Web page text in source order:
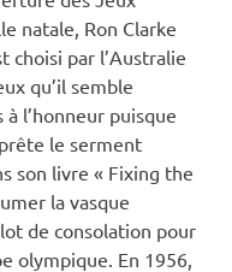
natale, Ron Clarke
choisi par l’Australie
qu’il semble
l’honneur puisque
le serment
son livre « Fixing the
la vasque
de consolation pour
olympique. En 1956,